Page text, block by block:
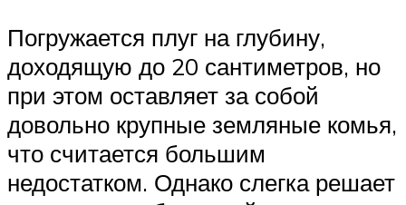
Погружается плуг на глубину,
доходящую до 20 сантиметров, но
при этом оставляет за собой
довольно крупные земляные комья,
что считается большим
недостатком. Однако слегка решает